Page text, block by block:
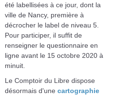
été labellisées à ce jour, dont la
ville de Nancy, première à
décrocher le label de niveau 5.
Pour participer, il suffit de
renseigner le questionnaire en
ligne avant le 15 octobre 2020 à
minuit.
Le Comptoir du Libre dispose
désormais d'une cartographie